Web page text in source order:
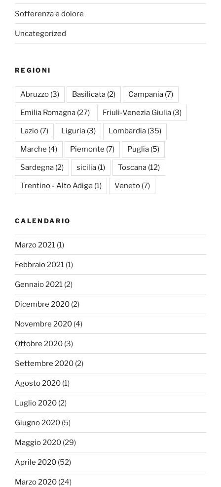
Sofferenza e dolore
Uncategorized
REGIONI
Abruzzo (3) Basilicata (2) Campania (7)
Emilia Romagna (27) Friuli-Venezia Giulia (3)
Lazio (7) Liguria (3) Lombardia (35)
Marche (4) Piemonte (7) Puglia (5)
Sardegna (2) sicilia (1) Toscana (12)
Trentino - Alto Adige (1) Veneto (7)
CALENDARIO
Marzo 2021 (1)
Febbraio 2021 (1)
Gennaio 2021 (2)
Dicembre 2020 (2)
Novembre 2020 (4)
Ottobre 2020 (3)
Settembre 2020 (2)
Agosto 2020 (1)
Luglio 2020 (2)
Giugno 2020 (5)
Maggio 2020 (29)
Aprile 2020 (52)
Marzo 2020 (24)